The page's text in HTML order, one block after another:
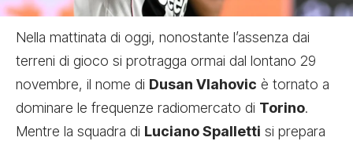
Nella mattinata di oggi, nonostante l’assenza dai
terreni di gioco si protragga ormai dal lontano 29
novembre, il nome di Dusan Vlahovic è tornato a
dominare le frequenze radiomercato di Torino.
Mentre la squadra di Luciano Spalletti si prepara